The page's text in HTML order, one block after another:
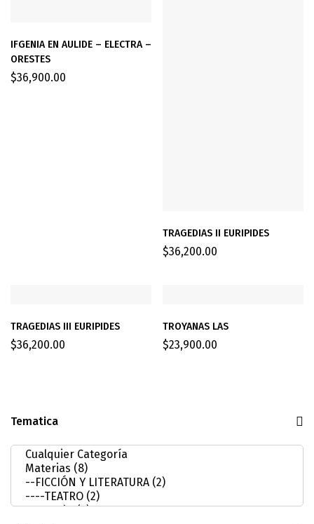
Tematica
IFGENIA EN AULIDE – ELECTRA –
ORESTES
$36,900.00
TRAGEDIAS II EURIPIDES
$36,200.00
TRAGEDIAS III EURIPIDES
$36,200.00
TROYANAS LAS
$23,900.00